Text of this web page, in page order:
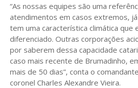
“As nossas equipes são uma
atendimentos em casos extremos, já
tem uma característica climática que
diferenciado. Outras corporações
por saberem dessa capacidade
caso mais recente de Brumadinho,
mais de 50 dias”, conta o
coronel Charles Alexandre Vieira.